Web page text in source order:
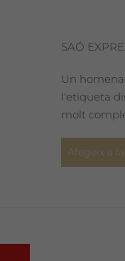
SAÓ
Un
l'etiqueta
molt
Afegeix a